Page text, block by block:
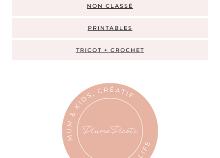
NON CLASSÉ
PRINTABLES
TRICOT + CROCHET